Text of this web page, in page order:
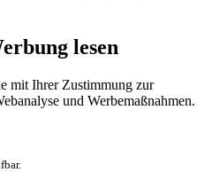
lesen
mit Ihrer Zustimmung zur
und Werbemaßnahmen.